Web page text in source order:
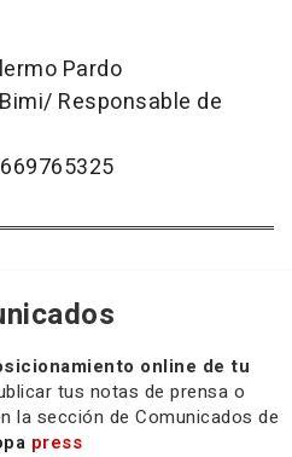
Pardo
Responsable de
online de tu
tus notas de prensa o
la sección de Comunicados de
press